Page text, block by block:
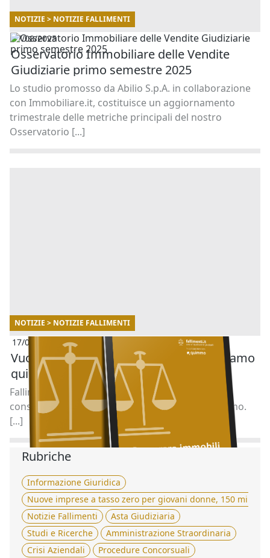
NOTIZIE > NOTIZIE FALLIMENTI
07/08/2025
Osservatorio Immobiliare delle Vendite
Giudiziarie primo semestre 2025
Lo studio promosso da Abilio S.p.A. in collaborazione
con Immobiliare.it, costituisce un aggiornamento
trimestrale delle metriche principali del nostro
Osservatorio [...]
NOTIZIE > NOTIZIE FALLIMENTI
17/07/2025
Vuoi acquistare un immobile all’asta? Siamo
qui per aiutarti.
Fallimenti.it è al tuo fianco con un servizio di
consulenza gratuito in collaborazione con Quimmo.
[...]
Rubriche
Informazione Giuridica
Nuove imprese a tasso zero per giovani donne, 150
Notizie Fallimenti
Asta Giudiziaria
Studi e Ricerche
Amministrazione Straordinaria
Crisi Aziendali
Procedure Concorsuali